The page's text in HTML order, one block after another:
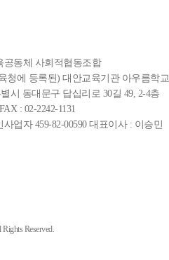
공동체 사회적협동조합
청에 등록된) 대안교육기관 아우름학교
시 동대문구 답십리로 30길 49, 2-4층
: 02-2242-1131
업자 459-82-00590 대표이사 : 이승민
Reserved.